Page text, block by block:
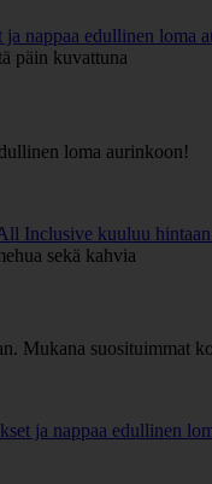
nappaa edullinen loma
loma aurinkoon!
Inclusive kuuluu
Mukana suosituimmat
ja nappaa edullinen